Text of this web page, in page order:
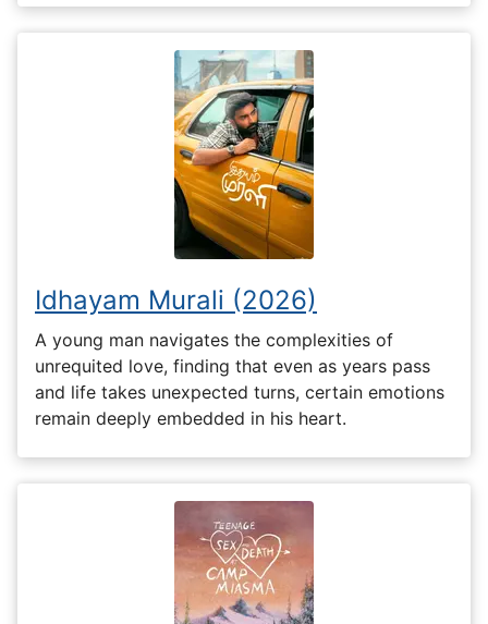
Idhayam Murali (2026)
A young man navigates the complexities of
unrequited love, finding that even as years pass
and life takes unexpected turns, certain emotions
remain deeply embedded in his heart.